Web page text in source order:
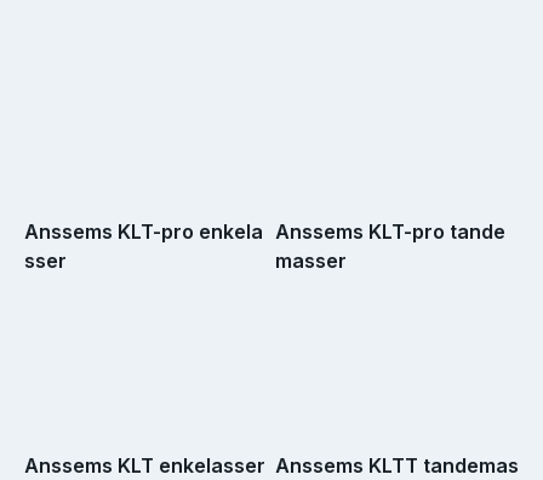
Anssems KLT-pro enkela
sser
Anssems KLT-pro tande
masser
Anssems KLT enkelasser Anssems KLTT tandemas